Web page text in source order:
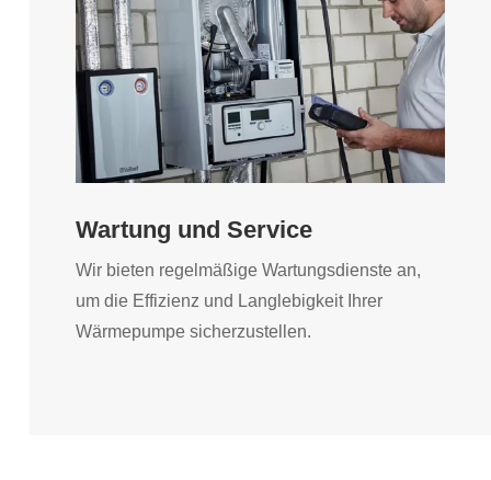
Wartung und Service
Wir bieten regelmäßige Wartungsdienste an,
um die Effizienz und Langlebigkeit Ihrer
Wärmepumpe sicherzustellen.